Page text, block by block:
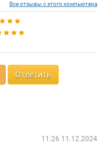
Все отзывы с этого компьютера
Ответить
11:26 11.12.2024